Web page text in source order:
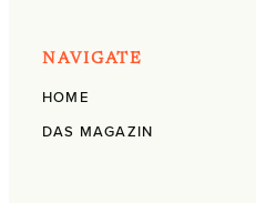
NAVIGATE
HOME
DAS MAGAZIN